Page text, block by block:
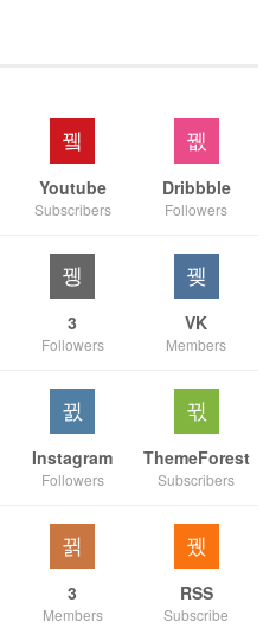
Youtube
Subscribers
Dribbble
Followers
3
Followers
VK
Members
Instagram
Followers
ThemeForest
Subscribers
3
Members
RSS
Subscribe